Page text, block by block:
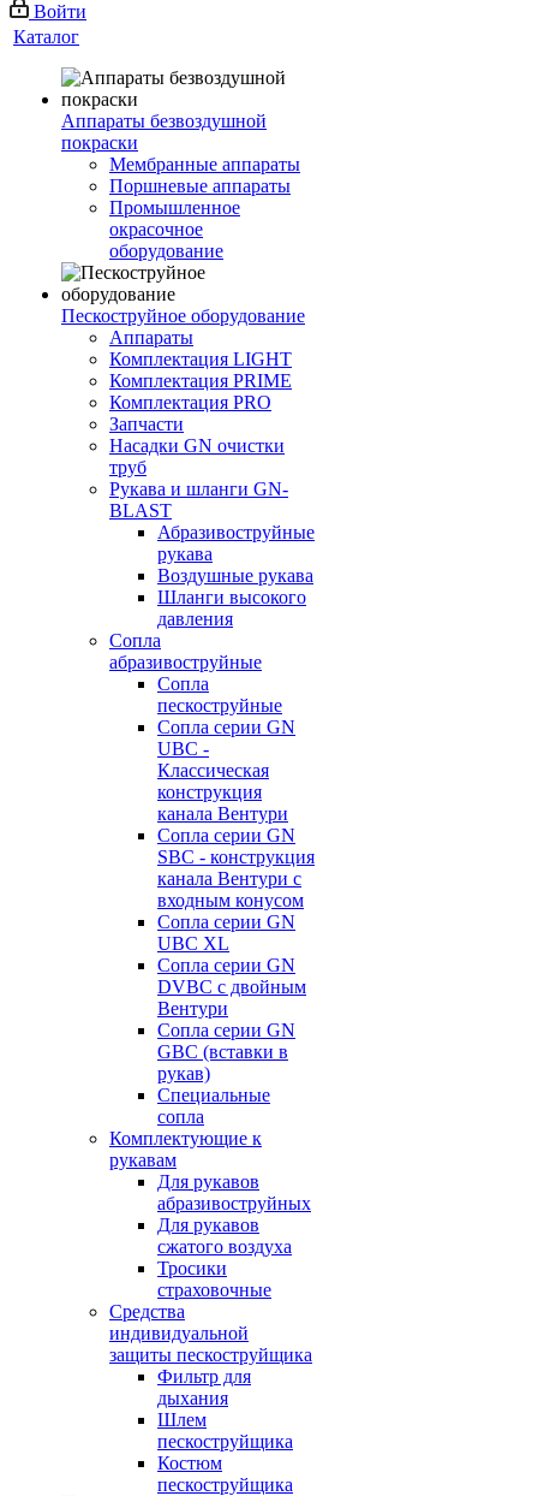
Войти
Каталог
Аппараты безвоздушной
покраски
Мембранные аппараты
Поршневые аппараты
Промышленное
окрасочное
оборудование
Пескоструйное оборудование
Аппараты
Комплектация LIGHT
Комплектация PRIME
Комплектация PRO
Запчасти
Насадки GN очистки
труб
Рукава и шланги GN-
BLAST
Абразивоструйные
рукава
Воздушные рукава
Шланги высокого
давления
Сопла
абразивоструйные
Сопла
пескоструйные
Сопла серии GN
UBC -
Классическая
конструкция
канала Вентури
Сопла серии GN
SBC - конструкция
канала Вентури c
входным конусом
Сопла серии GN
UBC XL
Сопла серии GN
DVBC с двойным
Вентури
Сопла серии GN
GBC (вставки в
рукав)
Специальные
сопла
Комплектующие к
рукавам
Для рукавов
абразивоструйных
Для рукавов
сжатого воздуха
Тросики
страховочные
Средства
индивидуальной
защиты пескоструйщика
Фильтр для
дыхания
Шлем
пескоструйщика
Костюм
пескоструйщика